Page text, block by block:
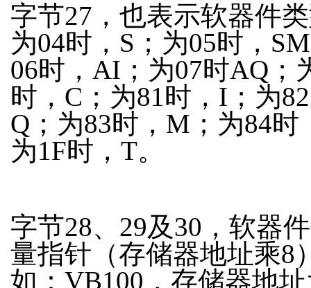
字节27，也表示软器件
为04时，S；为05时，
06时，AI；为07时AQ；
时，C；为81时，I；为
Q；为83时，M；为84时
为1F时，T。
字节28、29及30，软器
量指针（存储器地址乘8
如：VB100，存储器地